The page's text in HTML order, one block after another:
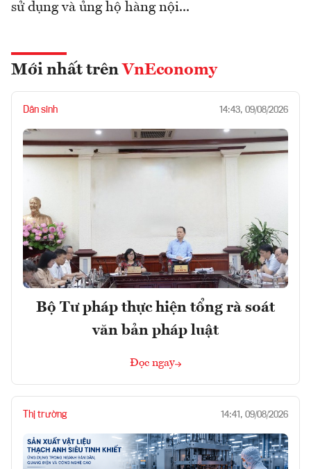
sử dụng và ủng hộ hàng nội...
Mới nhất trên VnEconomy
Dân sinh 14:43, 09/08/2026
Bộ Tư pháp thực hiện tổng rà soát
văn bản pháp luật
Đọc ngay
Thị trường 14:41, 09/08/2026